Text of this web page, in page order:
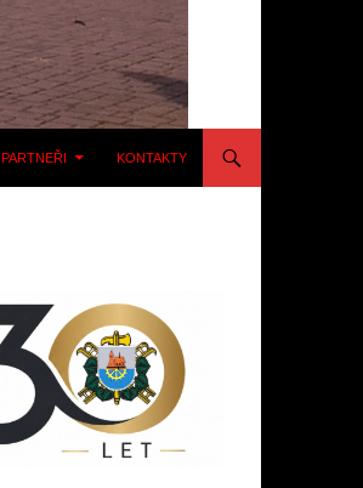
PARTNEŘI KONTAKTY